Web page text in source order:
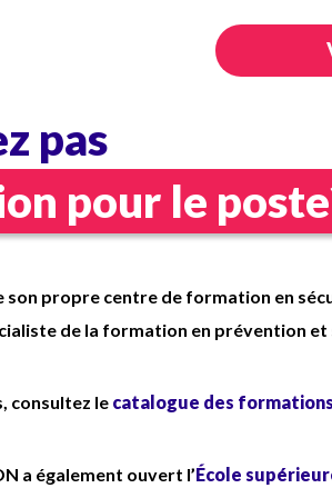
et
des
ou incident
début
les secours
aux personnes et
pas
pour le
son propre centre de formation en
de la formation en prévention
consultez le catalogue des formations
a également ouvert l’École